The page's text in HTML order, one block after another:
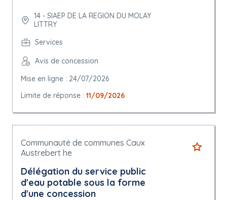
14 - SIAEP DE LA REGION DU MOLAY
LITTRY
Services
Avis de concession
Mise en ligne : 24/07/2026
Limite de réponse : 11/09/2026
Communauté de communes Caux
Austrebert he
Délégation du service public
d'eau potable sous la forme
d'une concession